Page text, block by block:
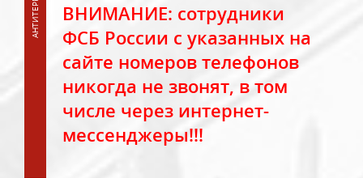
ВНИМАНИЕ: сотрудники
ФСБ России с указанных на
сайте номеров телефонов
никогда не звонят, в том
числе через интернет-
мессенджеры!!!